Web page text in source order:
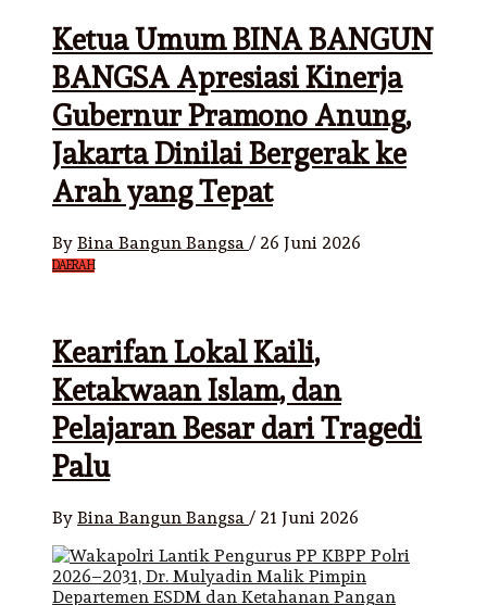
Ketua Umum BINA BANGUN
BANGSA Apresiasi Kinerja
Gubernur Pramono Anung,
Jakarta Dinilai Bergerak ke
Arah yang Tepat
By Bina Bangun Bangsa / 26 Juni 2026
DAERAH
Kearifan Lokal Kaili,
Ketakwaan Islam, dan
Pelajaran Besar dari Tragedi
Palu
By Bina Bangun Bangsa / 21 Juni 2026